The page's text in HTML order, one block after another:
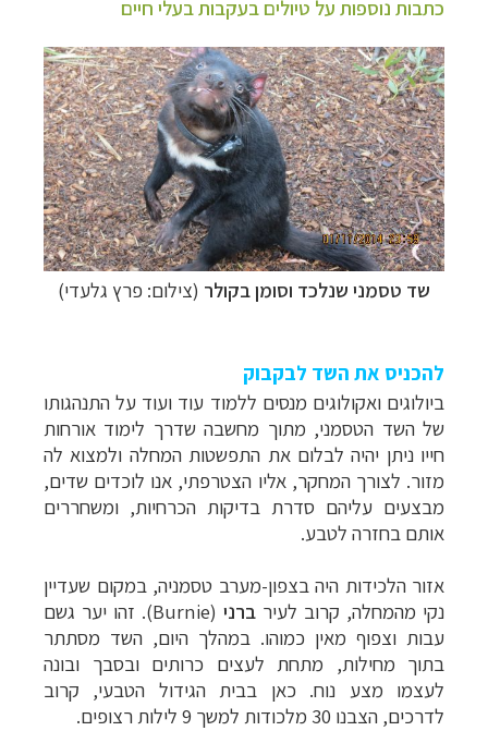
כתבות נוספות על טיולים בעקבות בעלי חיים
שד טסמני שנלכד וסומן בקולר (צילום: פרץ גלעדי)
להכניס את השד לבקבוק
ביולוגים ואקולוגים מנסים ללמוד עוד ועוד על התנהגותו
של השד הטסמני, מתוך מחשבה שדרך לימוד אורחות
חייו ניתן יהיה לבלום את התפשטות המחלה ולמצוא לה
מזור. לצורך המחקר, אליו הצטרפתי, אנו לוכדים שדים,
מבצעים עליהם סדרת בדיקות הכרחיות, ומשחררים
אותם בחזרה לטבע.
אזור הלכידות היה בצפון-מערב טסמניה, במקום שעדיין
נקי מהמחלה, קרוב לעיר ברני (Burnie). זהו יער גשם
עבות וצפוף מאין כמוהו. במהלך היום, השד מסתתר
בתוך מחילות, מתחת לעצים כרותים ובסבך ובונה
לעצמו מצע נוח. כאן בבית הגידול הטבעי, קרוב
לדרכים, הצבנו 30 מלכודות למשך 9 לילות רצופים.